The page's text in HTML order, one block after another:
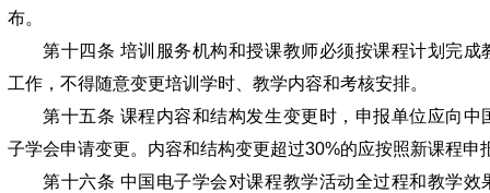
布。
第十四条 培训服务机构和授课教师必须按课程计划完成
工作，不得随意变更培训学时、教学内容和考核安排。
第十五条 课程内容和结构发生变更时，申报单位应向中
子学会申请变更。内容和结构变更超过30%的应按照新课程申
第十六条 中国电子学会对课程教学活动全过程和教学效